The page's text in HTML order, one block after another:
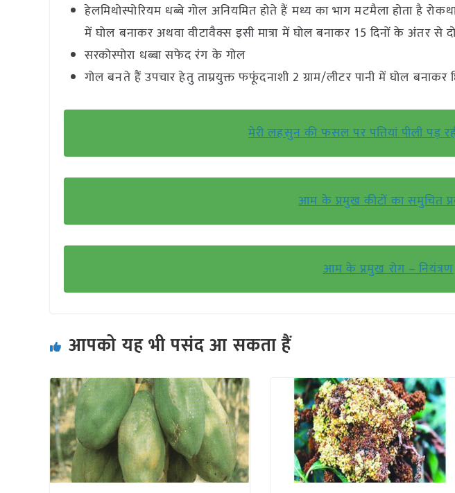
हेलमिथोस्पोरियम धब्बे गोल अनियमित होते हैं मध्य का भाग मटमैला होता है
में घोल बनाकर अथवा वीटावैक्स इसी मात्रा में घोल बनाकर 15 दिनों के अंतर से
सरकोस्पोरा धब्बा सफेद रंग के गोल
गोल बनते हैं उपचार हेतु ताम्रयुक्त फफूंदनाशी 2 ग्राम/लीटर पानी में घोल बनाकर
मेरी लहसुन की फसल पर पत्तियां पीली पड़
आम के प्रमुख कीटों का समुचित
आम के प्रमुख रोग – नियंत्रण
आपको यह भी पसंद आ सकता हैं